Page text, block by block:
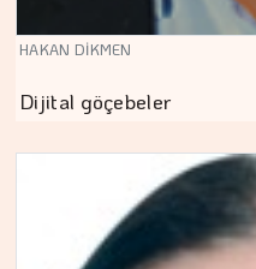
HAKAN DİKMEN
Dijital göçebeler